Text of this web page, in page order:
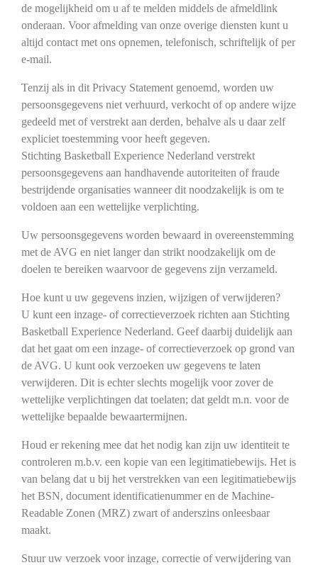
de mogelijkheid om u af te melden middels de afmeldlink
onderaan. Voor afmelding van onze overige diensten kunt u
altijd contact met ons opnemen, telefonisch, schriftelijk of per
e-mail.
Tenzij als in dit Privacy Statement genoemd, worden uw
persoonsgegevens niet verhuurd, verkocht of op andere wijze
gedeeld met of verstrekt aan derden, behalve als u daar zelf
expliciet toestemming voor heeft gegeven.
Stichting Basketball Experience Nederland verstrekt
persoonsgegevens aan handhavende autoriteiten of fraude
bestrijdende organisaties wanneer dit noodzakelijk is om te
voldoen aan een wettelijke verplichting.
Uw persoonsgegevens worden bewaard in overeenstemming
met de AVG en niet langer dan strikt noodzakelijk om de
doelen te bereiken waarvoor de gegevens zijn verzameld.
Hoe kunt u uw gegevens inzien, wijzigen of verwijderen?
U kunt een inzage- of correctieverzoek richten aan Stichting
Basketball Experience Nederland. Geef daarbij duidelijk aan
dat het gaat om een inzage- of correctieverzoek op grond van
de AVG. U kunt ook verzoeken uw gegevens te laten
verwijderen. Dit is echter slechts mogelijk voor zover de
wettelijke verplichtingen dat toelaten; dat geldt m.n. voor de
wettelijke bepaalde bewaartermijnen.
Houd er rekening mee dat het nodig kan zijn uw identiteit te
controleren m.b.v. een kopie van een legitimatiebewijs. Het is
van belang dat u bij het verstrekken van een legitimatiebewijs
het BSN, document identificatienummer en de Machine-
Readable Zonen (MRZ) zwart of anderszins onleesbaar
maakt.
Stuur uw verzoek voor inzage, correctie of verwijdering van